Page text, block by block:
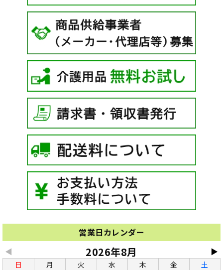
営業日カレンダー
◀ ▶
2026年8月
日 月 火 水 木 金
土